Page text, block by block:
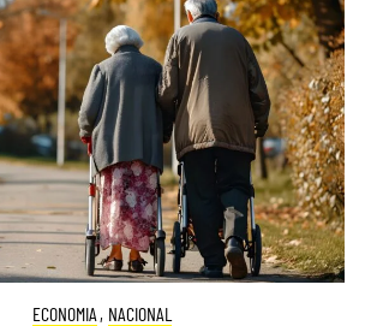
ECONOMIA , NACIONAL